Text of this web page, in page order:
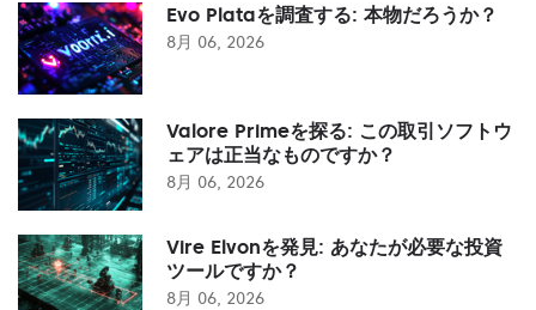
Evo Plataを調査する: 本物だろうか？
8月 06, 2026
Valore Primeを探る: この取引ソフトウ
ェアは正当なものですか？
8月 06, 2026
Vire Elvonを発見: あなたが必要な投資
ツールですか？
8月 06, 2026